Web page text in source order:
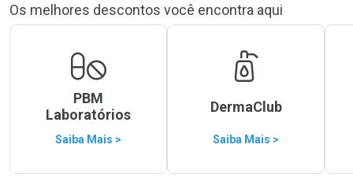
Os melhores descontos você encontra aqui
PBM
Laboratórios
Saiba Mais >
DermaClub
Saiba Mais >